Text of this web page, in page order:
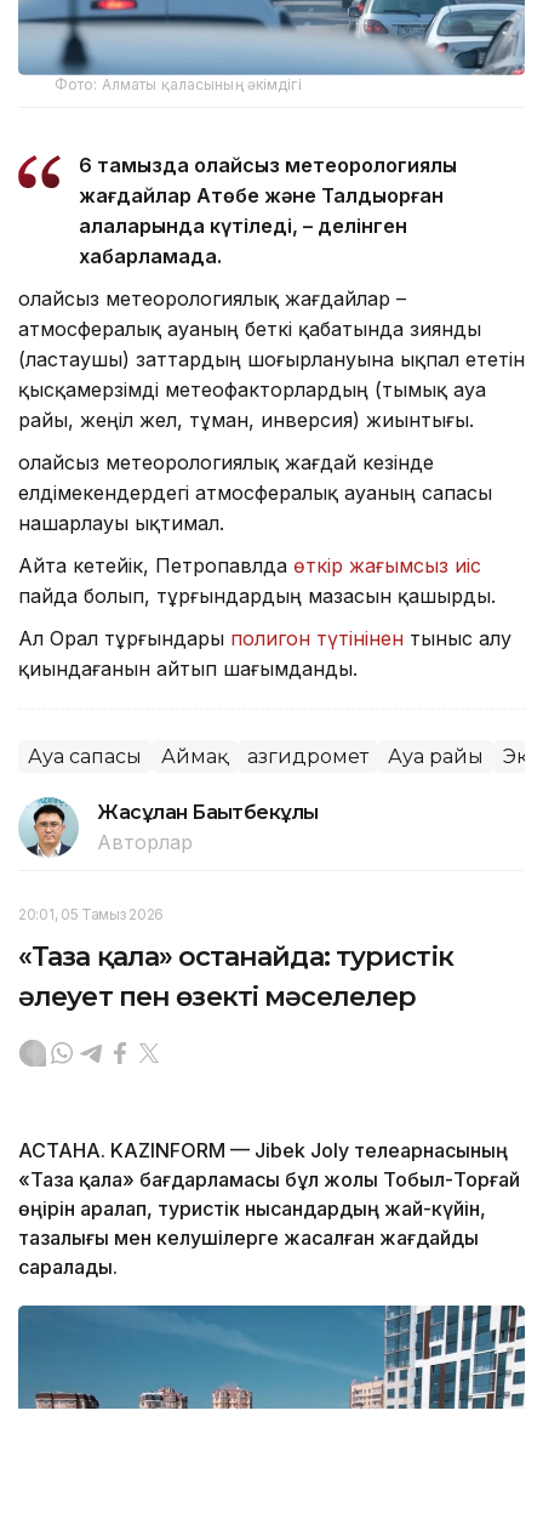
Фото: Алматы қаласының әкімдігі
6 тамызда қолайсыз метеорологиялық
жағдайлар Ақтөбе және Талдықорған
қалаларында күтіледі, – делінген
хабарламада.
Қолайсыз метеорологиялық жағдайлар –
атмосфералық ауаның беткі қабатында зиянды
(ластаушы) заттардың шоғырлануына ықпал ететін
қысқамерзімді метеофакторлардың (тымық ауа
райы, жеңіл жел, тұман, инверсия) жиынтығы.
Қолайсыз метеорологиялық жағдай кезінде
елдімекендердегі атмосфералық ауаның сапасы
нашарлауы ықтимал.
Айта кетейік, Петропавлда өткір жағымсыз иіс
пайда болып, тұрғындардың мазасын қашырды.
Ал Орал тұрғындары полигон түтінінен тыныс алу
қиындағанын айтып шағымданды.
Ауа сапасы Аймақ Қазгидромет Ауа райы
Жасұлан Бақытбекұлы
Авторлар
20:01, 05 Тамыз 2026
«Таза қала» Қостанайда: туристік
әлеует пен өзекті мәселелер
АСТАНА. KAZINFORM — Jibek Joly телеарнасының
«Таза қала» бағдарламасы бұл жолы Тобыл-Торғай
өңірін аралап, туристік нысандардың жай-күйін,
тазалығы мен келушілерге жасалған жағдайды
саралады.